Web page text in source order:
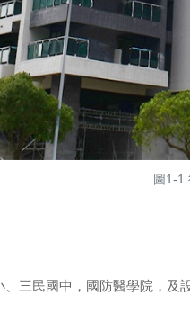
圖1-1
三民國中，國防醫學院，